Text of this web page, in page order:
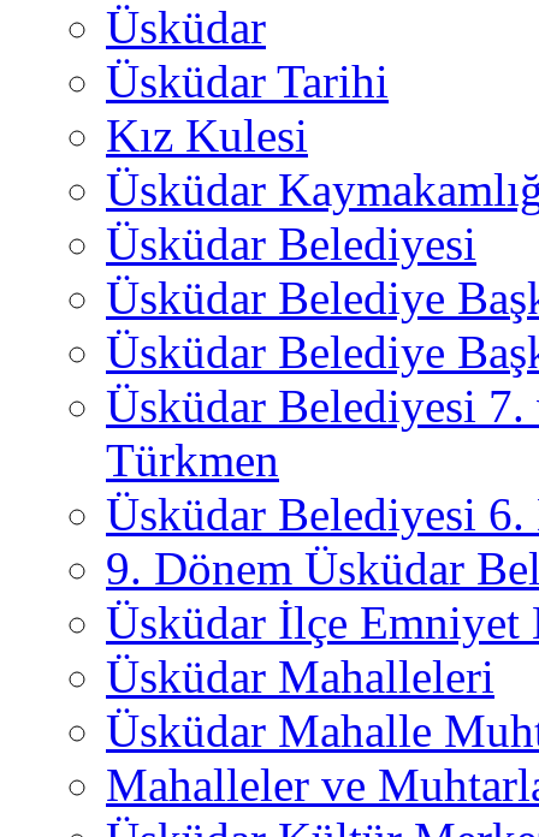
Üsküdar
Üsküdar Tarihi
Kız Kulesi
Üsküdar
Üsküdar Belediyesi
Üsküdar Belediye
Üsküdar Belediye
Üsküdar Belediyesi
Türkmen
Üsküdar Belediyesi 6.
9. Dönem Üsküdar
Üsküdar İlçe
Üsküdar Mahalleleri
Üsküdar Mahalle
Mahalleler ve